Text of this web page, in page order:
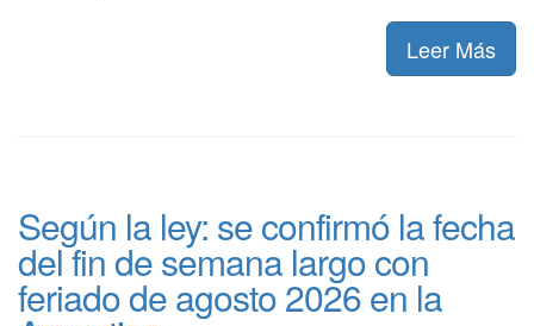
Leer Más
Según la ley: se confirmó la fecha
del fin de semana largo con
feriado de agosto 2026 en la